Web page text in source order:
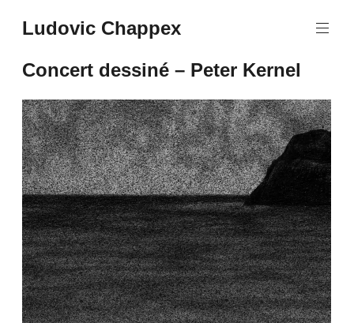
au
principal
Ludovic Chappex
Concert dessiné – Peter Kernel